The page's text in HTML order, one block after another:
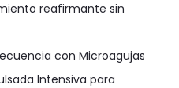
reafirmante sin
con Microagujas
Intensiva para